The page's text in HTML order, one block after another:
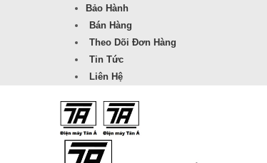
Bảo Hành
Bán Hàng
Theo Dõi Đơn Hàng
Tin Tức
Liên Hệ